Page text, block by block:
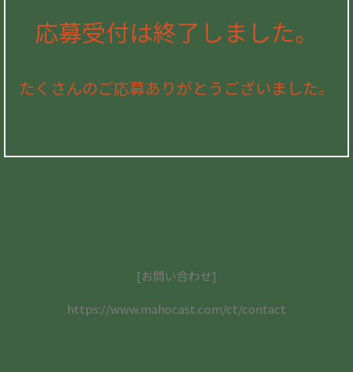
応募受付は終了しました。
たくさんのご応募ありがとうございました。
[お問い合わせ]
https://www.mahocast.com/ct/contact